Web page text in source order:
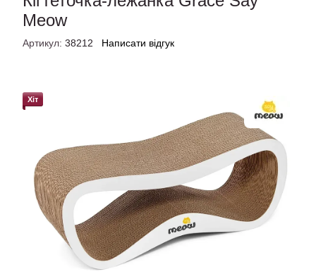
Meow
Артикул: 38212 Написати відгук
Хіт